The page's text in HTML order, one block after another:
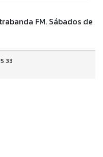
FM. Sábados de
33